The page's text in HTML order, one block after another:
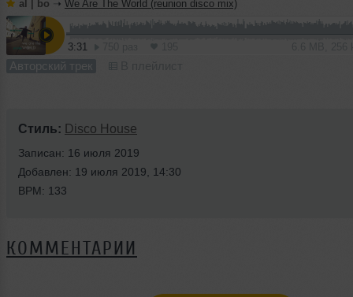
al | bo ➝ We Are The World (reunion disco mix)
3:31
Авторский трек
Стиль: Disco House
Записан: 16 июля 2019
Добавлен: 19 июля 2019, 14:30
BPM: 133
КОММЕНТАРИИ